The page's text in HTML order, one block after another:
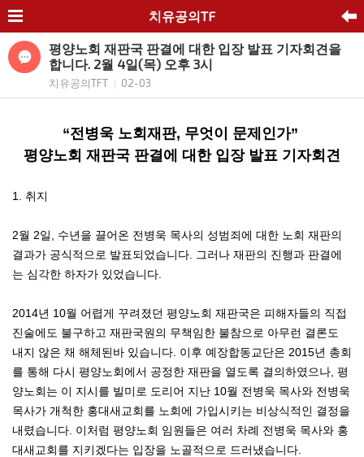
치유공의TF
평양노회 재판국 판결에 대한 입장 발표 기자회견을
합니다. 2월 4일(목) 오후 3시
치유공의TFT 02-03
“전병욱 노회재판, 무엇이 문제인가”
평양노회 재판국 판결에 대한 입장 발표 기자회견
1. 취지
2월 2일, 수년을 끌어온 전병욱 목사의 성범죄에 대한 노회 재판의
결과가 공식적으로 발표되었습니다. 그러나 재판의 진행과 판결에
는 심각한 하자가 있었습니다.
2014년 10월 어렵게 꾸려졌던 평양노회 재판국은 피해자들의 직접
진술에도 불구하고 재판국원의 무책임한 불참으로 아무런 결론도
내지 않은 채 해체된바 있습니다. 이후 예장합동교단은 2015년 총회
를 통해 다시 평양노회에서 공정한 재판을 열도록 결의하였으나, 평
양노회는 이 지시를 빌미로 도리어 지난 10월 전병욱 목사와 전병욱
목사가 개척한 홍대새교회를 노회에 가입시키는 비상식적인 결정을
내렸습니다. 이처럼 평양노회 임원들은 여러 차례 전병욱 목사와 홍
대새교회를 지키겠다는 입장을 노골적으로 드러냈습니다.